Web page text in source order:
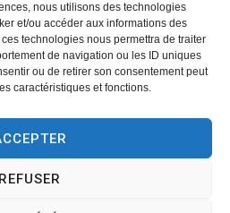
nous utilisons des technologies
et/ou accéder aux informations des
technologies nous permettra de traiter
de navigation ou les ID uniques
ou de retirer son consentement peut
caractéristiques et fonctions.
REFUSER
– 17h30
– 18h30
uniquement)